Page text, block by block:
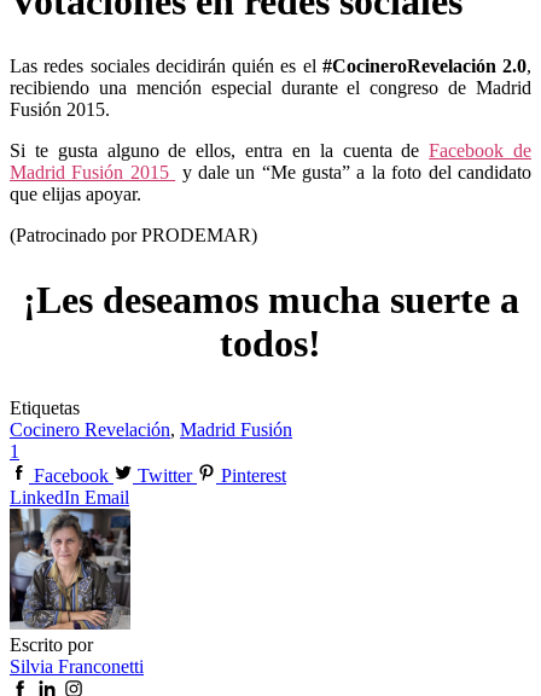
Las redes sociales decidirán quién es el #CocineroRevelación 2.0,
recibiendo una mención especial durante el congreso de Madrid
Fusión 2015.
Si te gusta alguno de ellos, entra en la cuenta deFacebook de
Madrid Fusión 2015
y dale un “Me gusta” a la foto del candidato
que elijas apoyar.
(Patrocinado por PRODEMAR)
¡Les deseamos mucha suerte a
todos!
Etiquetas
Cocinero Revelación, Madrid Fusión
1
Facebook
Twitter
Pinterest
LinkedIn Email
Escrito por
Silvia Franconetti